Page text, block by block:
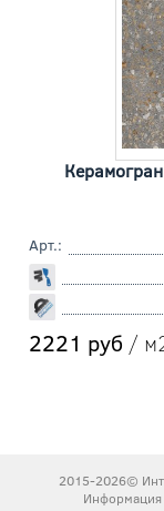
Арт.:
2221 руб /
2015-2026©
Информация